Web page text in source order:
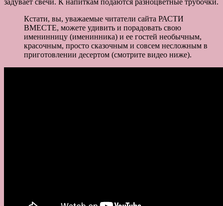
задувает свечи. К напиткам подаются разноцветные трубочки.
Кстати, вы, уважаемые читатели сайта РАСТИ
ВМЕСТЕ, можете удивить и порадовать свою
именинницу (именинника) и ее гостей необычным,
красочным, просто сказочным и совсем несложным в
приготовлении десертом (смотрите видео ниже).